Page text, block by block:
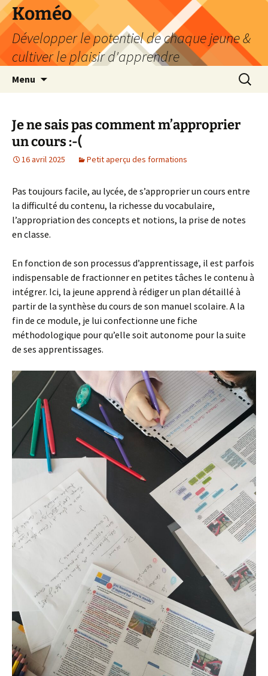
Aller
au
contenu
Koméo
Développer le potentiel de chaque jeune &
cultiver le plaisir d'apprendre
Menu
Je ne sais pas comment m’approprier
un cours :-(
16 avril 2025 Petit aperçu des formations
Pas toujours facile, au lycée, de s’approprier un cours entre
la difficulté du contenu, la richesse du vocabulaire,
l’appropriation des concepts et notions, la prise de notes
en classe.
En fonction de son processus d’apprentissage, il est parfois
indispensable de fractionner en petites tâches le contenu à
intégrer. Ici, la jeune apprend à rédiger un plan détaillé à
partir de la synthèse du cours de son manuel scolaire. A la
fin de ce module, je lui confectionne une fiche
méthodologique pour qu’elle soit autonome pour la suite
de ses apprentissages.